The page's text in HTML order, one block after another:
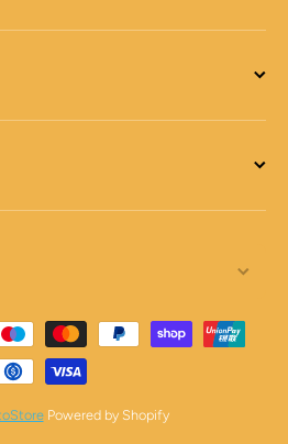
Metodi di pagamento
Powered by Shopify